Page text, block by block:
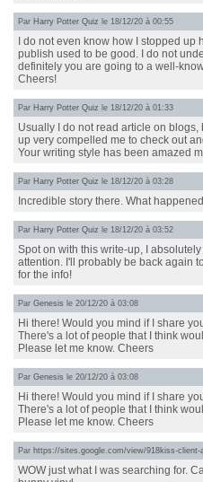
Par Harry Potter Quiz le 18/12/20 à 00:55
I do not even know how I stopped up
publish used to be good. I do not
definitely you are going to a well-
Cheers!
Par Harry Potter Quiz le 18/12/20 à 01:33
Usually I do not read article on
up very compelled me to check out
Your writing style has been amazed
Par Harry Potter Quiz le 18/12/20 à 03:28
Incredible story there. What
Par Harry Potter Quiz le 18/12/20 à 03:52
Spot on with this write-up, I
attention. I'll probably be back again
for the info!
Par Genesis le 20/12/20 à 03:08
Hi there! Would you mind if I share
There's a lot of people that I think
Please let me know. Cheers
Par Genesis le 20/12/20 à 03:08
Hi there! Would you mind if I share
There's a lot of people that I think
Please let me know. Cheers
Par https://sites.google.com/view/918kiss-client-
WOW just what I was searching for.